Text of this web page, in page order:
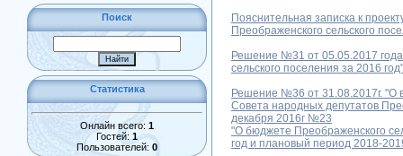
Поиск
Статистика
Онлайн всего: 1
Гостей: 1
Пользователей: 0
Пояснительная записка к
Преображенского сельского
Решение №31 от 05.05.2017
сельского поселения за 2016 год"
Решение №36 от 31.08.2017г. "О
Совета народных депутатов
декабря 2016г №23
"О бюджете Преображенского
год и плановый период 2018-